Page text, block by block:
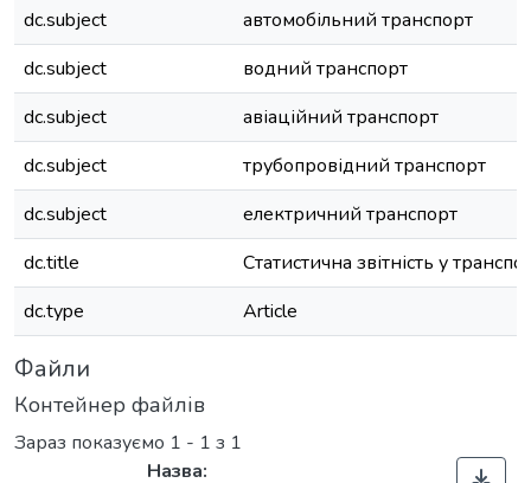
dc.subject
автомобільний транспорт
dc.subject
водний транспорт
dc.subject
авіаційний транспорт
dc.subject
трубопровідний транспорт
dc.subject
електричний транспорт
dc.title
Статистична звітність у
dc.type
Article
Файли
Контейнер файлів
Зараз показуємо 1 - 1 з 1
Назва: